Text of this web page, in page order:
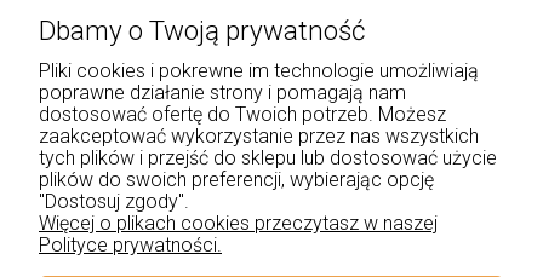
+48 534 555 344
sklep@noxbox.pl
Pomoc
Płatności i dostawa
Dbamy o Twoją prywatność
Pliki cookies i pokrewne im technologie umożliwiają
poprawne działanie strony i pomagają nam
dostosować ofertę do Twoich potrzeb. Możesz
zaakceptować wykorzystanie przez nas wszystkich
tych plików i przejść do sklepu lub dostosować użycie
plików do swoich preferencji, wybierając opcję
"Dostosuj zgody".
Więcej o plikach cookies przeczytasz w naszej
Polityce prywatności.